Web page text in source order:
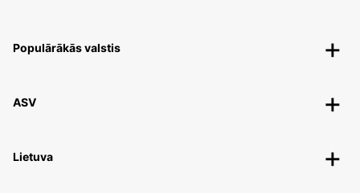
Populārākās valstis
ASV
Lietuva